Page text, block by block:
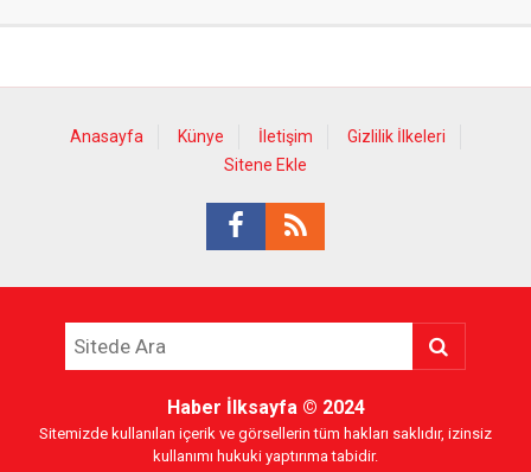
Anasayfa Künye İletişim
Gizlilik İlkeleri
Sitene Ekle
Haber İlksayfa© 2024
Sitemizde kullanılan içerik ve görsellerin tüm hakları saklıdır, izinsiz
kullanımı hukuki yaptırıma tabidir.